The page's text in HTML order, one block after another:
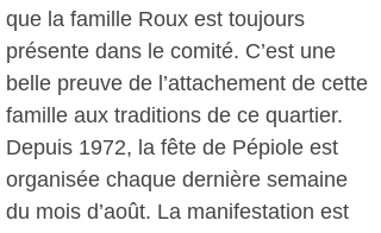
que la famille Roux est toujours
présente dans le comité. C’est une
belle preuve de l’attachement de cette
famille aux traditions de ce quartier.
Depuis 1972, la fête de Pépiole est
organisée chaque dernière semaine
du mois d’août. La manifestation est